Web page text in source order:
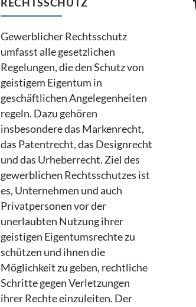
Gewerblicher Rechtsschutz
umfasst alle gesetzlichen
Regelungen, die den Schutz von
geistigem Eigentum in
geschäftlichen Angelegenheiten
regeln. Dazu gehören
insbesondere das Markenrecht,
das Patentrecht, das Designrecht
und das Urheberrecht. Ziel des
gewerblichen Rechtsschutzes ist
es, Unternehmen und auch
Privatpersonen vor der
unerlaubten Nutzung ihrer
geistigen Eigentumsrechte zu
schützen und ihnen die
Möglichkeit zu geben, rechtliche
Schritte gegen Verletzungen
ihrer Rechte einzuleiten. Der